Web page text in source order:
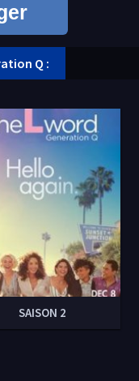
Q :
SAISON 2